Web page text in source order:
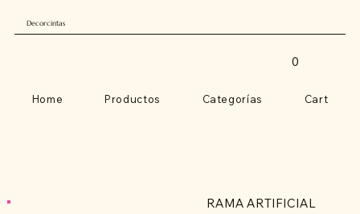
Decorcintas
Home Productos Categorías Cart
0
RAMA ARTIFICIAL